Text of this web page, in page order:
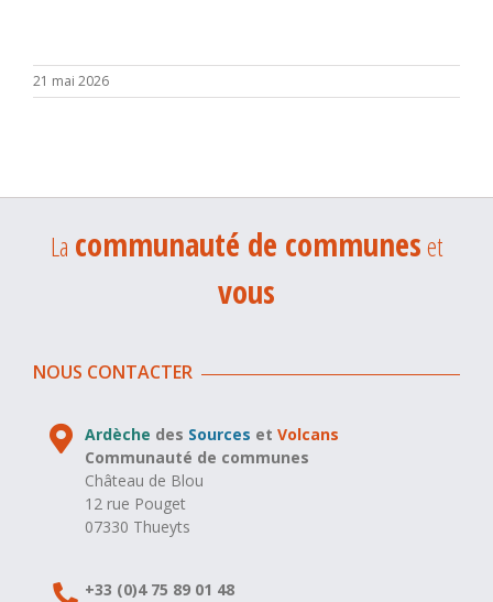
21 mai 2026
La communauté de communeset
vous
NOUS CONTACTER
Ardèche des Sources etVolcans
Communauté de communes
Château de Blou
12 rue Pouget
07330 Thueyts
+33 (0)4 75 89 01 48